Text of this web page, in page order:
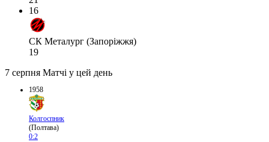
16
СК Металург (Запоріжжя)
19
7 серпня Матчі у цей день
1958
Колгоспник
(Полтава)
0:2